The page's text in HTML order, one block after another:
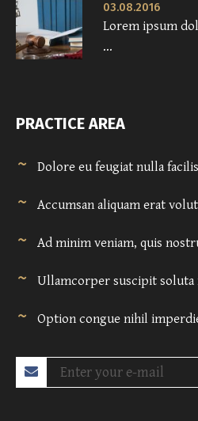
03.08.2016
Lorem ipsum
...
PRACTICE AREA
Dolore eu feugiat nulla
Accumsan aliquam erat
Ad minim veniam, quis
Ullamcorper suscipit soluta
Option congue nihil